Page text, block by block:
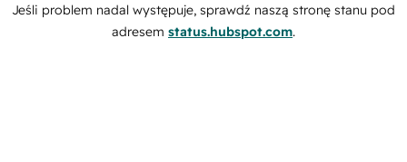
Jeśli problem nadal występuje, sprawdź naszą stronę stanu pod
adresem status.hubspot.com.